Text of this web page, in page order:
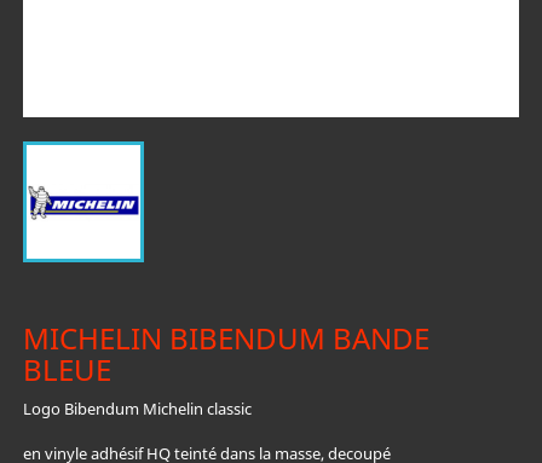
MICHELIN BIBENDUM BANDE
BLEUE
Logo Bibendum Michelin classic
en vinyle adhésif HQ teinté dans la masse, decoupé